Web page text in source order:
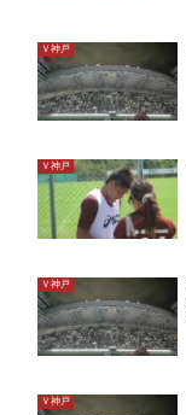
Ｖ神戸
Ｖ神戸
Ｖ神戸
Ｖ神戸